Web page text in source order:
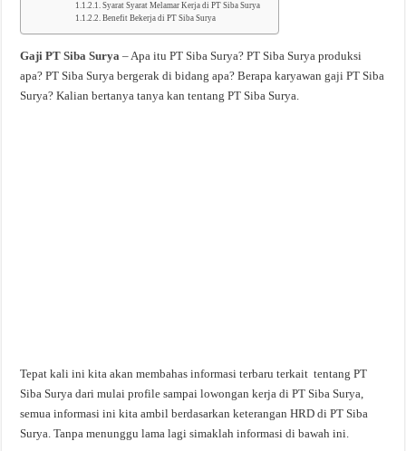
Syarat Syarat Melamar Kerja di PT Siba Surya
Benefit Bekerja di PT Siba Surya
Gaji PT Siba Surya – Apa itu PT Siba Surya? PT Siba Surya produksi
apa? PT Siba Surya bergerak di bidang apa? Berapa karyawan gaji PT Siba
Surya? Kalian bertanya tanya kan tentang PT Siba Surya.
Tepat kali ini kita akan membahas informasi terbaru terkait tentang PT
Siba Surya dari mulai profile sampai lowongan kerja di PT Siba Surya,
semua informasi ini kita ambil berdasarkan keterangan HRD di PT Siba
Surya. Tanpa menunggu lama lagi simaklah informasi di bawah ini.